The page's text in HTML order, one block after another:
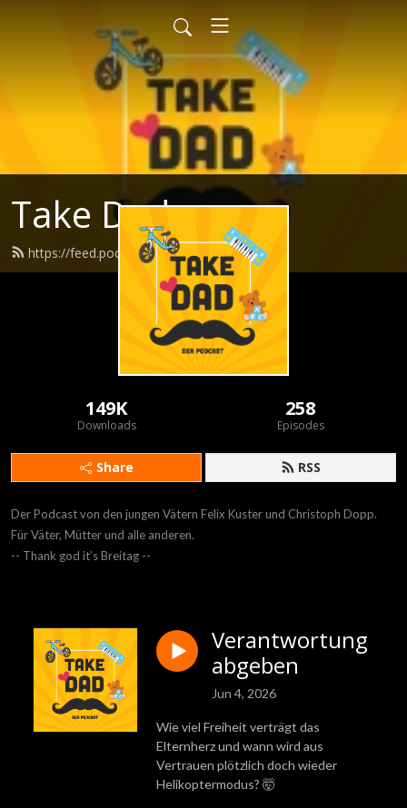
Take Dad
https://feed.podbean.com/takedad/feed.xml
149K
Downloads
258
Episodes
Share RSS
Der Podcast von den jungen Vätern Felix Kuster und Christoph Dopp.
Für Väter, Mütter und alle anderen.
-- Thank god it’s Breitag --
Verantwortung
abgeben
Jun 4, 2026
Wie viel Freiheit verträgt das
Elternherz und wann wird aus
Vertrauen plötzlich doch wieder
Helikoptermodus? 🤯